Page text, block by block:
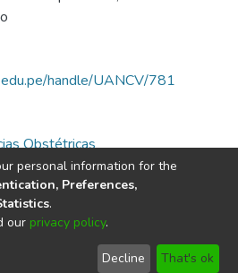
handle/UANCV/781
Obstétricas
© 2002-2026
End User
Send
personal information for the
Preferences,
.
our privacy policy.
Decline That's ok